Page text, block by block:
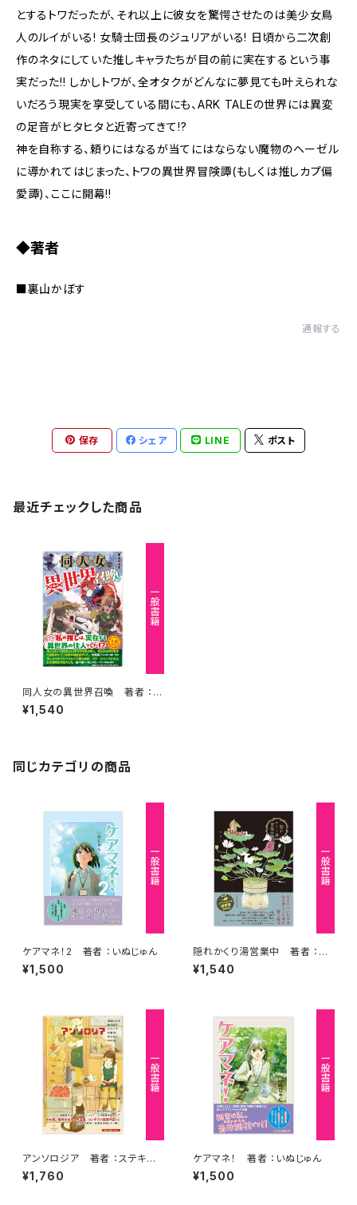
とするトワだったが、それ以上に彼女を驚愕させたのは――美少女鳥
人のルイがいる! 女騎士団長のジュリアがいる! 日頃から二次創
作のネタにしていた推しキャラたちが目の前に実在するという事
実だった!! しかしトワが、全オタクがどんなに夢見ても叶えられな
いだろう現実を享受している間にも、ARK TALEの世界には異変
の足音がヒタヒタと近寄ってきて――!?
神を自称する、頼りにはなるが当てにはならない魔物のヘーゼル
に導かれてはじまった、トワの異世界冒険譚(もしくは推しカプ偏
愛譚)、ここに開幕!!
◆著者
■裏山かぼす
通報する
保存 シェア LINE ポスト
最近チェックした商品
同人女の異世界召喚 著者 ：裏
山かぼす
¥1,540
同じカテゴリの商品
ケアマネ！2 著者 ：いぬじゅん
¥1,500
隠れかくり湯営業中 著者 ：ユ
メノ
¥1,540
アンソロジア 著者 ：ステキブ
ンゲイ編集部
¥1,760
ケアマネ！ 著者 ：いぬじゅん
¥1,500